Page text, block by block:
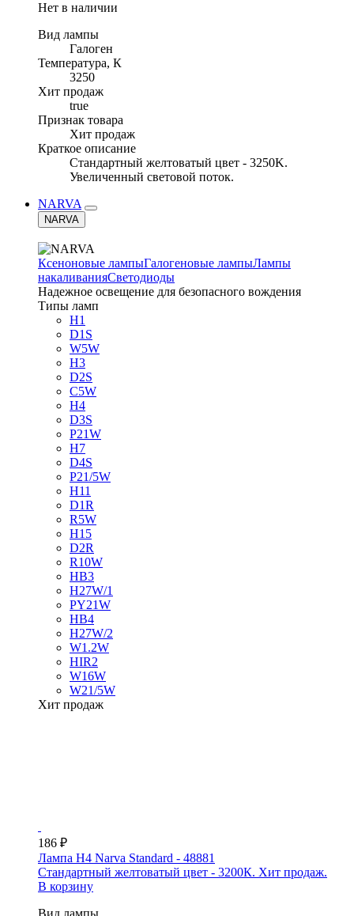
Нет в наличии
Вид лампы
Галоген
Температура, К
3250
Хит продаж
true
Признак товара
Хит продаж
Краткое описание
Стандартный желтоватый цвет - 3250K.
Увеличенный световой поток.
NARVA
NARVA
Ксеноновые лампыГалогеновые лампыЛампы
накаливанияСветодиоды
Надежное освещение для безопасного вождения
Типы ламп
H1
D1S
W5W
H3
D2S
C5W
H4
D3S
P21W
H7
D4S
P21/5W
H11
D1R
R5W
H15
D2R
R10W
HB3
H27W/1
PY21W
HB4
H27W/2
W1.2W
HIR2
W16W
W21/5W
Хит продаж
186 ₽
Лампа H4 Narva Standard - 48881
Стандартный желтоватый цвет - 3200К. Хит продаж.
В корзину
Вид лампы